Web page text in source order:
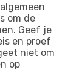
om de
Geef je
en proef
niet om
op